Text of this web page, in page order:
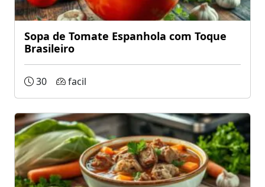
Sopa de Tomate Espanhola com Toque
Brasileiro
30 facil